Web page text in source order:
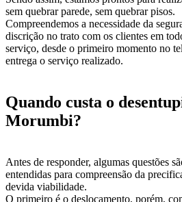
sem quebrar parede, sem quebrar pisos.
Compreendemos a necessidade da
discrição no trato com os clientes em
serviço, desde o primeiro momento no
entrega o serviço realizado.
Quando custa o
Morumbi?
Antes de responder, algumas questões
entendidas para compreensão da
devida viabilidade.
O primeiro é o deslocamento, porém,